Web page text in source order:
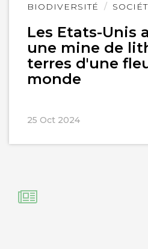
BIODIVERSITÉ
Les Etats-Unis
une mine de
terres d'une
monde
25 Oct 2024
Lire